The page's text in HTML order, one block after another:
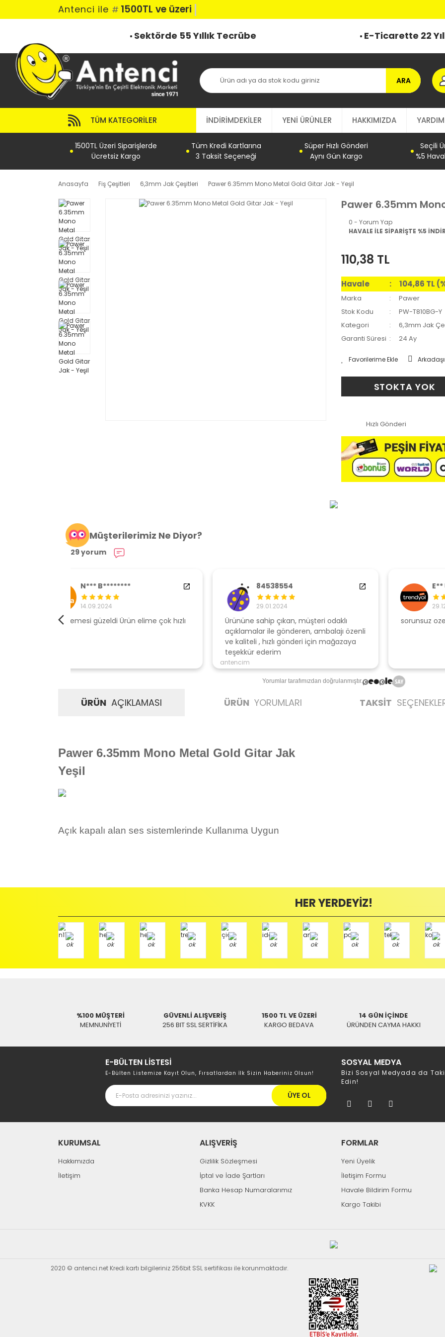
Antenci ile # 1500TL ve üzeri ka
Sektörde 55 Yıllık Tecrübe E-Ticarette 22
ARA
TÜM KATEGORILER İNDİRİMDEKİLER YENİ ÜRÜNLER HAKKIMIZDA YARDIM
1500TL Üzeri Siparişlerde
Ücretsiz Kargo
Tüm Kredi Kartlarına
3 Taksit Seçeneği
Süper Hızlı Gönderi
Aynı Gün Kargo
Seçili
%5
Anasayfa Fiş Çeşitleri 6,3mm Jak Çeşitleri Pawer 6.35mm Mono Metal Gold Gitar Jak - Yeşil
Pawer 6.35mm
0 - Yorum Yap
HAVALE İLE SİPARİŞTE %5
110,38 TL
Havale 104,86 TL
Marka
Pawer
Stok Kodu
PW-T810BG-Y
Kategori
6,3mm Jak
Garanti Süresi
24 Ay
STOKTA YOK
Hızlı Gönderi
Müşterilerimiz Ne Diyor?
29 yorum
84538554
Ürününe sahip çıkan, müşteri odaklı
açıklamalar ile gönderen, ambalajı özenli
sorunsuz ozenli paketleme
Yorumlar tarafımızdan doğrulanmıştır.
ÜRÜN AÇIKLAMASI ÜRÜN YORUMLARI TAKSİT
Pawer 6.35mm Mono Metal Gold Gitar Jak
Yeşil
Açık kapalı alan ses sistemlerinde Kullanıma Uygun
Yorum Yaz
gerekir.
ödemeli olarak göndermenizi rica ederiz.
Antenci Elektronik San.Tic.Ltd.Şti.
Adres : Akıncılar Mh. Pancar Arkası Sk. No:10/B2 KARESİ / BALIKESİR
Aras Kargo Anlaşma No : 152 294 193 1342
HER YERDEYİZ!
%100 MÜŞTERİ
MEMNUNİYETİ
GÜVENLİ ALIŞVERİŞ
256 BIT SSL SERTİFİKA
1500 TL VE ÜZERİ
KARGO BEDAVA
14 GÜN İÇİNDE
ÜRÜNDEN CAYMA HAKKI
E-BÜLTEN LİSTESİ
E-Bülten Listemize Kayıt Olun, Fırsatlardan İlk Sizin Haberiniz Olsun!
ÜYE OL
SOSYAL MEDYA
Bizi Sosyal Medyada da
Edin!
KURUMSAL
Hakkımızda
İletişim
ALIŞVERİŞ
Gizlilik Sözleşmesi
İptal ve İade Şartları
Banka Hesap Numaralarımız
KVKK
FORMLAR
Yeni Üyelik
İletişim Formu
Havale Bildirim Formu
Kargo Takibi
2020 © antenci.net Kredi kartı bilgileriniz 256bit SSL sertifikası ile korunmaktadır.